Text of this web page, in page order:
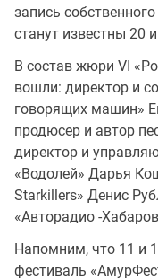
запись
станут известны 20
В состав жюри VI
вошли: директор и
говорящих машин»
продюсер и автор
директор и
«Водолей» Дарья
Starkillers» Денис
«Авторадио -
Напомним, что 11 и
фестиваль